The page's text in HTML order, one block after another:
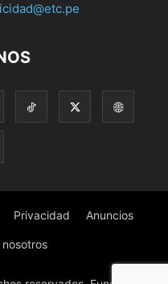
Privacidad Anuncios